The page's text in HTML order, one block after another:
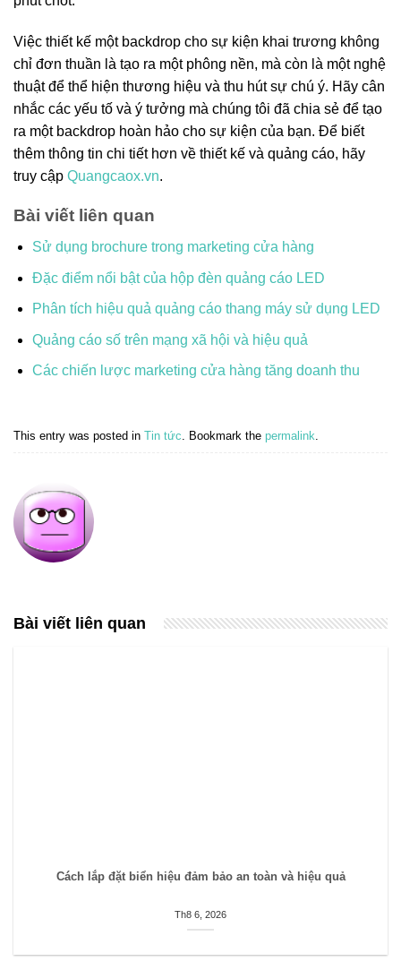
Việc thiết kế một backdrop cho sự kiện khai trương không
chỉ đơn thuần là tạo ra một phông nền, mà còn là một nghệ
thuật để thể hiện thương hiệu và thu hút sự chú ý. Hãy cân
nhắc các yếu tố và ý tưởng mà chúng tôi đã chia sẻ để tạo
ra một backdrop hoàn hảo cho sự kiện của bạn. Để biết
thêm thông tin chi tiết hơn về thiết kế và quảng cáo, hãy
truy cập Quangcaox.vn.
Bài viết liên quan
Sử dụng brochure trong marketing cửa hàng
Đặc điểm nổi bật của hộp đèn quảng cáo LED
Phân tích hiệu quả quảng cáo thang máy sử dụng LED
Quảng cáo số trên mạng xã hội và hiệu quả
Các chiến lược marketing cửa hàng tăng doanh thu
This entry was posted in Tin tức. Bookmark the permalink.
Bài viết liên quan
Cách lắp đặt biển hiệu đảm bảo an toàn và hiệu quả
Th8 6, 2026